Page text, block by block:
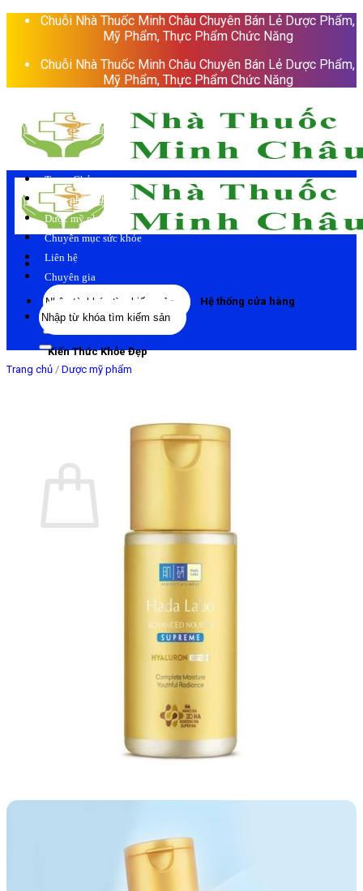
Skip
Chuỗi Nhà Thuốc Minh Châu Chuyên Bán Lẻ Dược Phẩm,
Mỹ Phẩm, Thực Phẩm Chức Năng
Chuỗi Nhà Thuốc Minh Châu Chuyên Bán Lẻ Dược Phẩm,
Mỹ Phẩm, Thực Phẩm Chức Năng
Tìm
kiếm:
Hệ thống cửa hàng
Kiến Thức Khỏe Đẹp
Chưa có sản phẩm trong giỏ hàng.
Trang Chủ
Thực phẩm chức năng
Dược mỹ phẩm
Chuyên mục sức khỏe
Liên hệ
Chuyên gia
Tìm
kiếm:
Trang chủ / Dược mỹ phẩm